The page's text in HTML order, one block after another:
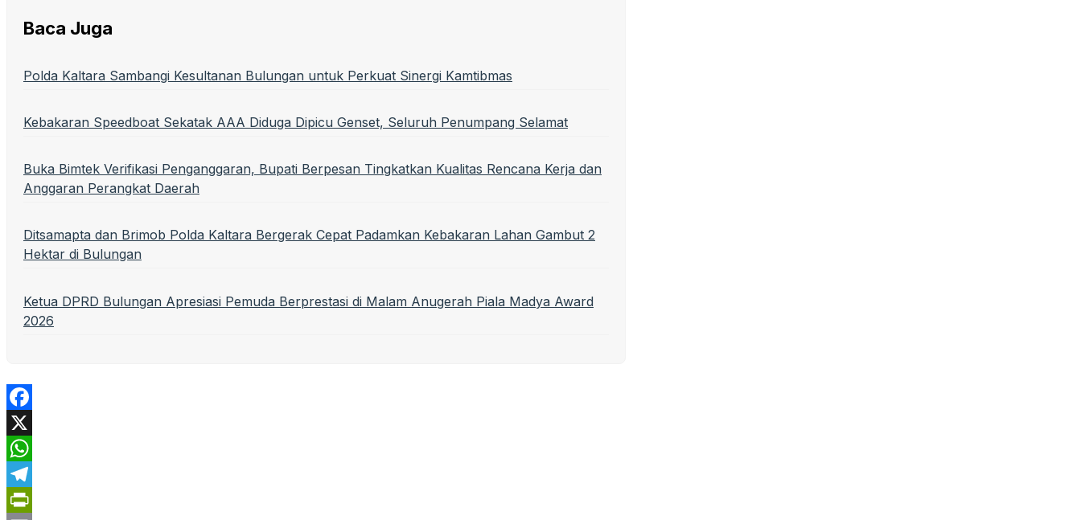
Baca Juga
Polda Kaltara Sambangi Kesultanan Bulungan untuk Perkuat Sinergi Kamtibmas
Kebakaran Speedboat Sekatak AAA Diduga Dipicu Genset, Seluruh Penumpang Selamat
Buka Bimtek Verifikasi Penganggaran, Bupati Berpesan Tingkatkan Kualitas Rencana Kerja dan
Anggaran Perangkat Daerah
Ditsamapta dan Brimob Polda Kaltara Bergerak Cepat Padamkan Kebakaran Lahan Gambut 2
Hektar di Bulungan
Ketua DPRD Bulungan Apresiasi Pemuda Berprestasi di Malam Anugerah Piala Madya Award
2026
Facebook
X
WhatsApp
Telegram